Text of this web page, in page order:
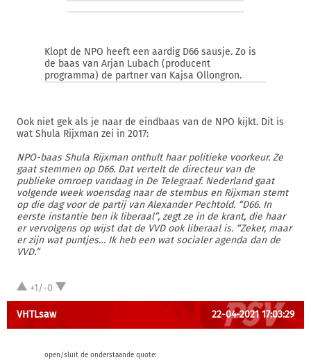
Klopt de NPO heeft een aardig D66 sausje. Zo is
de baas van Arjan Lubach (producent
programma) de partner van Kajsa Ollongron.
Ook niet gek als je naar de eindbaas van de NPO kijkt. Dit is
wat Shula Rijxman zei in 2017:
NPO-baas Shula Rijxman onthult haar politieke voorkeur. Ze
gaat stemmen op D66. Dat vertelt de directeur van de
publieke omroep vandaag in De Telegraaf. Nederland gaat
volgende week woensdag naar de stembus en Rijxman stemt
op die dag voor de partij van Alexander Pechtold. “D66. In
eerste instantie ben ik liberaal”, zegt ze in de krant, die haar
er vervolgens op wijst dat de VVD ook liberaal is. “Zeker, maar
er zijn wat puntjes… Ik heb een wat socialer agenda dan de
VVD.“
+1/-0
VHTLsaw 22-04-2021 17:03:29
open/sluit de onderstaande quote: